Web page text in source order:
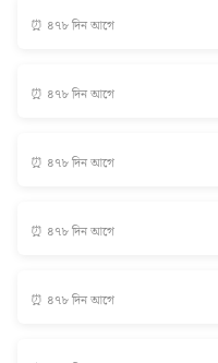
⏰ ৪৭৮ দিন আগে
⏰ ৪৭৮ দিন আগে
⏰ ৪৭৮ দিন আগে
⏰ ৪৭৮ দিন আগে
⏰ ৪৭৮ দিন আগে